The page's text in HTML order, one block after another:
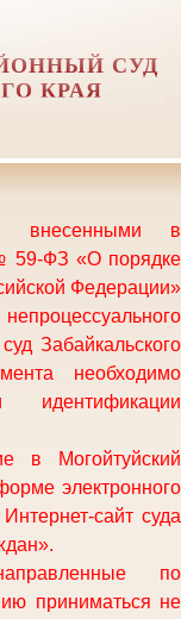
СУД
КРАЯ
внесенными в
59-ФЗ «О порядке
Федерации»
Забайкальского
необходимо
идентификации
в
Могойтуйский
электронного
сайт суда
по
приниматься не